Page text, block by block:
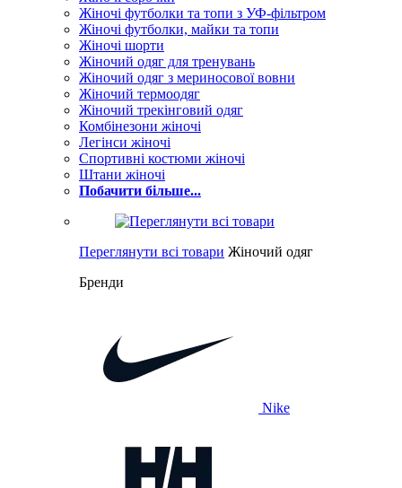
Жіночі футболки та топи з УФ-фільтром
Жіночі футболки, майки та топи
Жіночі шорти
Жіночий одяг для тренувань
Жіночий одяг з мериносової вовни
Жіночий термоодяг
Жіночий трекінговий одяг
Комбінезони жіночі
Легінси жіночі
Спортивні костюми жіночі
Штани жіночі
Побачити більше...
Переглянути всі товари Жіночий одяг
Бренди
Nike